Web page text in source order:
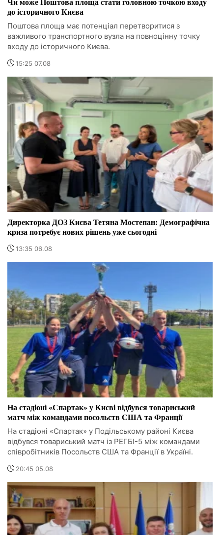
до історичного Києва
Поштова площа має потенціал перетворитися з
важливого транспортного вузла на повноцінну точку
входу до історичного Києва.
15:25 07.08
Директорка ДОЗ Києва Тетяна Мостепан: Демографічна
криза потребує нових рішень уже сьогодні
13:35 06.08
На стадіоні «Спартак» у Києві відбувся товариський
матч між командами посольств США та Франції
На стадіоні «Спартак» у Подільському районі Києва
відбувся товариський матч із РЕГБІ-5 між командами
співробітників Посольств США та Франції в Україні.
20:45 05.08